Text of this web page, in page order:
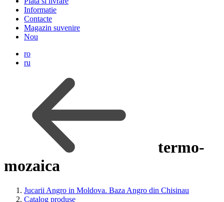
Informatie
Contacte
Magazin suvenire
Nou
ro
ru
termo-
mozaica
Jucarii Angro in Moldova. Baza Angro din Chisinau
Catalog produse